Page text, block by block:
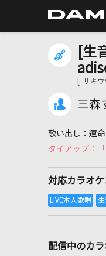
[生
[ サキワ
三森
運
対応カラオ
配信中のカ